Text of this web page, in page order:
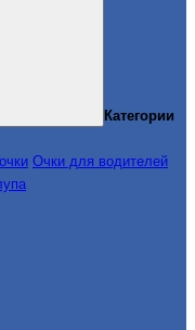
Категории
Очки для водителей